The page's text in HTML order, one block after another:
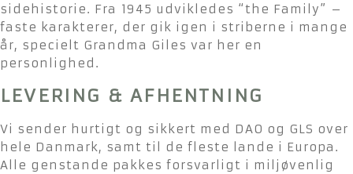
sidehistorie. Fra 1945 udvikledes “the Family” –
faste karakterer, der gik igen i striberne i mange
år, specielt Grandma Giles var her en
personlighed.
LEVERING & AFHENTNING
Vi sender hurtigt og sikkert med DAO og GLS over
hele Danmark, samt til de fleste lande i Europa.
Alle genstande pakkes forsvarligt i miljøvenlig